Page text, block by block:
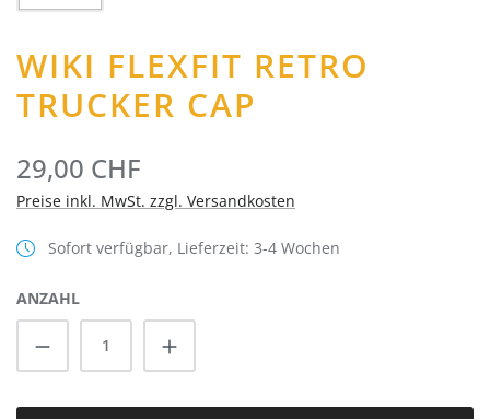
WIKI FLEXFIT RETRO
TRUCKER CAP
29,00 CHF
Preise inkl. MwSt. zzgl. Versandkosten
Sofort verfügbar, Lieferzeit: 3-4 Wochen
ANZAHL
Produkt Anzahl: Gib den gewünschten